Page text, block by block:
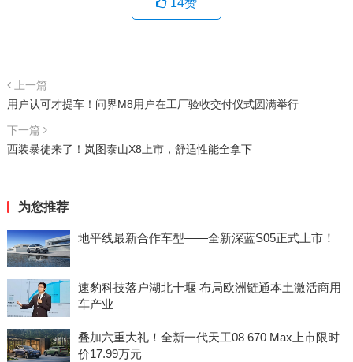
14赞
上一篇
用户认可才提车！问界M8用户在工厂验收交付仪式圆满举行
下一篇
西装暴徒来了！岚图泰山X8上市，舒适性能全拿下
为您推荐
地平线最新合作车型——全新深蓝S05正式上市！
速豹科技落户湖北十堰 布局欧洲链通本土激活商用
车产业
叠加六重大礼！全新一代天工08 670 Max上市限时
价17.99万元